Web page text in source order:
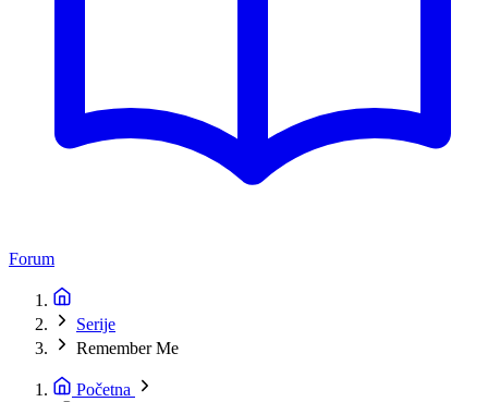
Forum
Serije
Remember Me
Početna